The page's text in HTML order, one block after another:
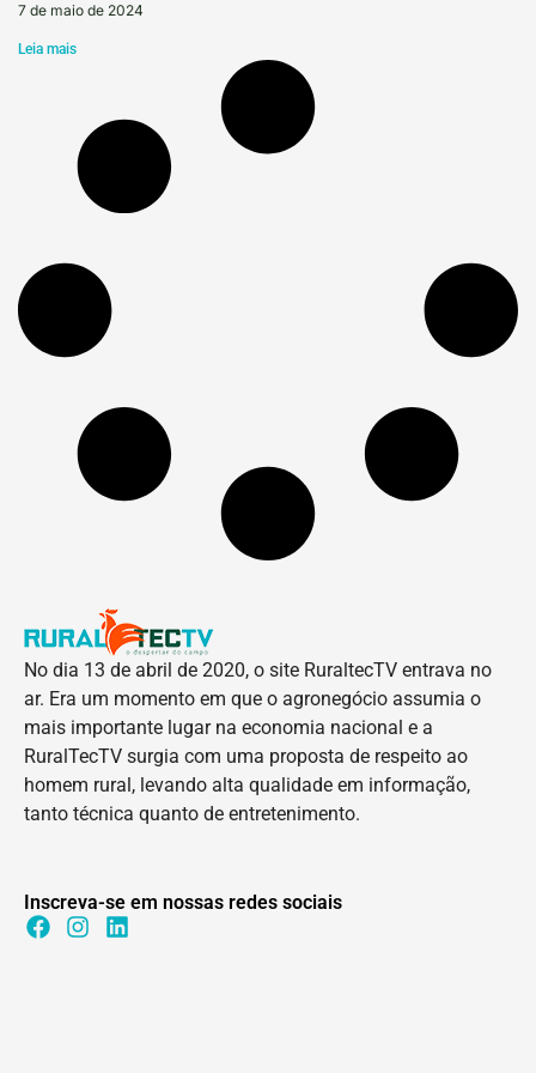
7 de maio de 2024
Leia mais
No dia 13 de abril de 2020, o site RuraltecTV entrava no
ar. Era um momento em que o agronegócio assumia o
mais importante lugar na economia nacional e a
RuralTecTV surgia com uma proposta de respeito ao
homem rural, levando alta qualidade em informação,
tanto técnica quanto de entretenimento.
Inscreva-se em nossas redes sociais